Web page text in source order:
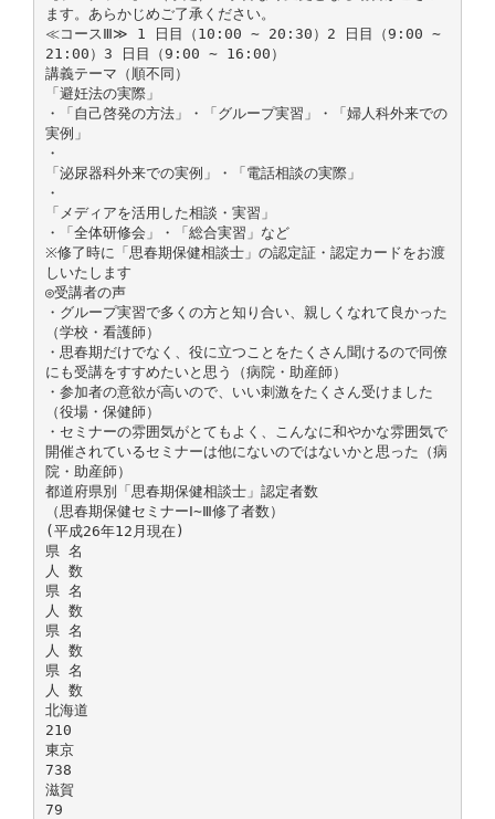
ます。あらかじめご了承ください。
≪コースⅢ≫ 1 日目（10:00 ∼ 20:30）2 日目（9:00 ∼
21:00）3 日目（9:00 ∼ 16:00）
講義テーマ（順不同）
「避妊法の実際」
・「自己啓発の方法」・「グループ実習」・「婦人科外来での
実例」
・
「泌尿器科外来での実例」・「電話相談の実際」
・
「メディアを活用した相談・実習」
・「全体研修会」・「総合実習」など
※修了時に「思春期保健相談士」の認定証・認定カードをお渡
しいたします
◎受講者の声
・グループ実習で多くの方と知り合い、親しくなれて良かった
（学校・看護師）
・思春期だけでなく、役に立つことをたくさん聞けるので同僚
にも受講をすすめたいと思う（病院・助産師）
・参加者の意欲が高いので、いい刺激をたくさん受けました
（役場・保健師）
・セミナーの雰囲気がとてもよく、こんなに和やかな雰囲気で
開催されているセミナーは他にないのではないかと思った（病
院・助産師）
都道府県別「思春期保健相談士」認定者数
（思春期保健セミナーⅠ∼Ⅲ修了者数）
(平成26年12月現在)
県 名
人 数
県 名
人 数
県 名
人 数
県 名
人 数
北海道
210
東京
738
滋賀
79